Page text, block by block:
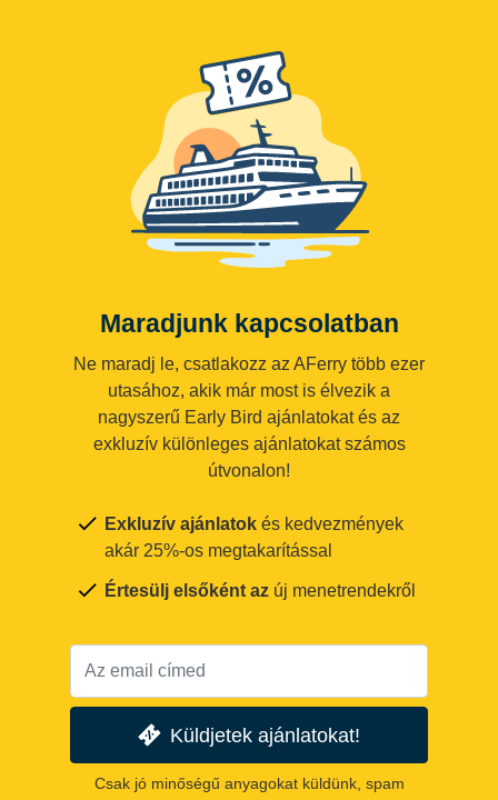
Maradjunk kapcsolatban
Ne maradj le, csatlakozz az AFerry több ezer
utasához, akik már most is élvezik a
nagyszerű Early Bird ajánlatokat és az
exkluzív különleges ajánlatokat számos
útvonalon!
Exkluzív ajánlatok és kedvezmények
akár 25%-os megtakarítással
Értesülj elsőként az új menetrendekről
Küldjetek ajánlatokat!
Csak jó minőségű anyagokat küldünk, spam